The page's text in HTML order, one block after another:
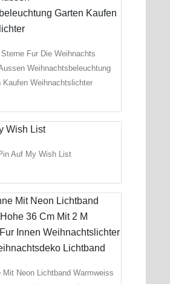
Fur Die Weihnachts
Weihnachtsbeleuchtung
Kaufen Weihnachtslichter
Auf My Wish List
Mit Neon Lichtband Warmweiss